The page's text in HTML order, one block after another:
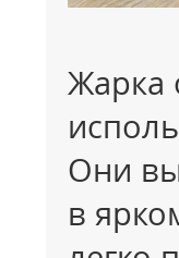
Жарка
Они
в